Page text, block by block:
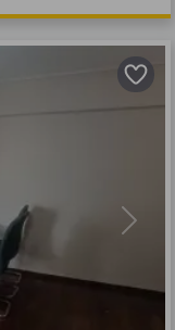
Next